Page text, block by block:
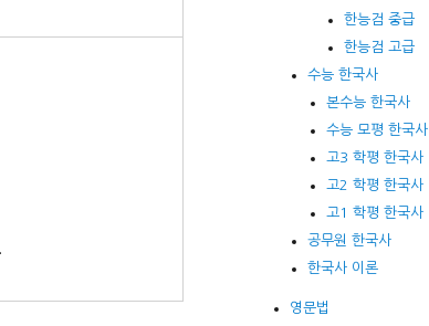
한능검 중급
한능검 고급
수능 한국사
본수능 한국사
수능 모평 한국사
고3 학평 한국사
고2 학평 한국사
고1 학평 한국사
공무원 한국사
한국사 이론
영문법